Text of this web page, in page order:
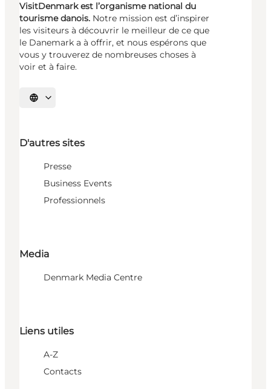
VisitDenmark est l’organisme national du
tourisme danois. Notre mission est d’inspirer
les visiteurs à découvrir le meilleur de ce que
le Danemark a à offrir, et nous espérons que
vous y trouverez de nombreuses choses à
voir et à faire.
Choisissez la langue
D'autres sites
Presse
Business Events
Professionnels
Media
Denmark Media Centre
Liens utiles
A-Z
Contacts